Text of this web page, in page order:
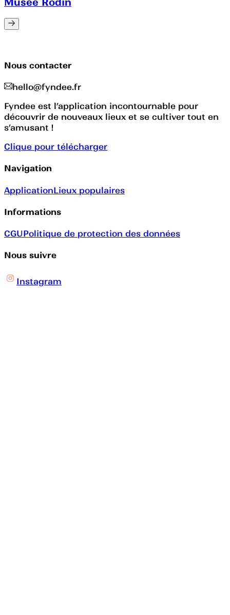
Nous contacter
hello@fyndee.fr
Fyndee est l’application incontournable pour
découvrir de nouveaux lieux et se cultiver tout en
s’amusant !
Clique pour télécharger
Navigation
ApplicationLieux populaires
Informations
CGUPolitique de protection des données
Nous suivre
Instagram